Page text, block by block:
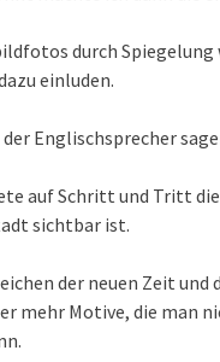
durch Spiegelung
einluden.
Englischsprecher
auf Schritt und Tritt
sichtbar ist.
der neuen Zeit und
mehr Motive, die man